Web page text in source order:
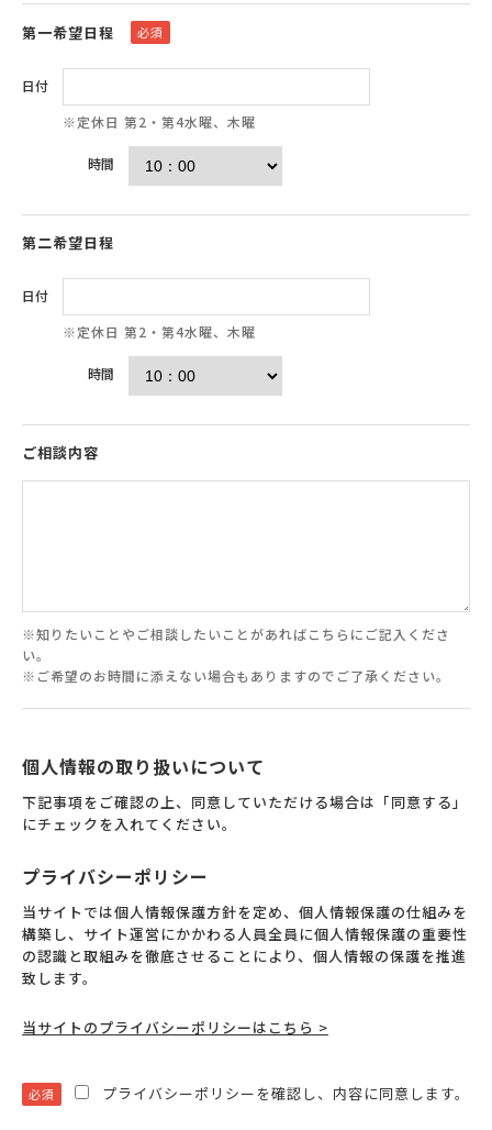
第一希望日程 必須
日付
※定休日 第2・第4水曜、木曜
時間
第二希望日程
日付
※定休日 第2・第4水曜、木曜
時間
ご相談内容
※知りたいことやご相談したいことがあればこちらにご記入くださ
い。
※ご希望のお時間に添えない場合もありますのでご了承ください。
個人情報の取り扱いについて
下記事項をご確認の上、同意していただける場合は「同意する」
にチェックを入れてください。
プライバシーポリシー
当サイトでは個人情報保護方針を定め、個人情報保護の仕組みを
構築し、サイト運営にかかわる人員全員に個人情報保護の重要性
の認識と取組みを徹底させることにより、個人情報の保護を推進
致します。
当サイトのプライバシーポリシーはこちら >
必須 プライバシーポリシーを確認し、内容に同意します。